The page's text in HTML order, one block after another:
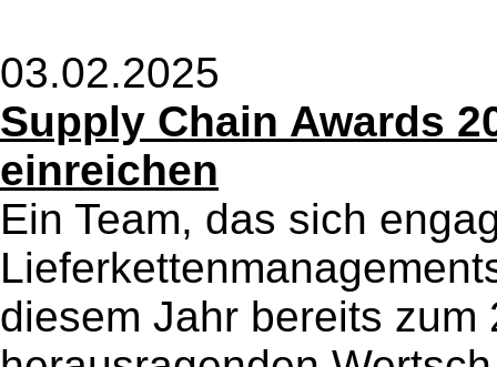
03.02.2025
Supply Chain Awards
einreichen
Ein Team, das sich
diesem Jahr bereits zum